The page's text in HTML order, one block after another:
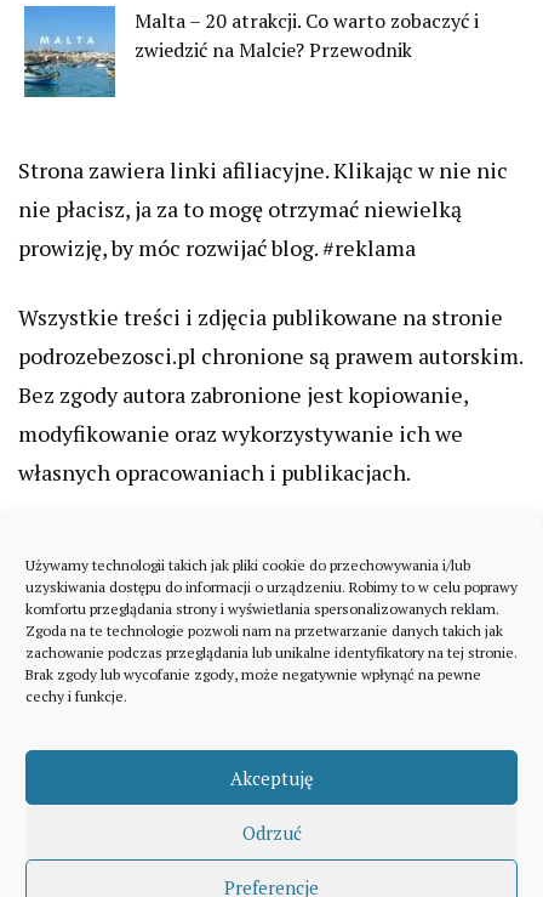
Używamy technologii takich jak pliki cookie do przechowywania i/lub
uzyskiwania dostępu do informacji o urządzeniu. Robimy to w celu poprawy
komfortu przeglądania strony i wyświetlania spersonalizowanych reklam.
Zgoda na te technologie pozwoli nam na przetwarzanie danych takich jak
zachowanie podczas przeglądania lub unikalne identyfikatory na tej stronie.
Brak zgody lub wycofanie zgody, może negatywnie wpłynąć na pewne
cechy i funkcje.
Akceptuję
Odrzuć
Preferencje
Malta – 20 atrakcji. Co warto zobaczyć i
zwiedzić na Malcie? Przewodnik
Strona zawiera linki afiliacyjne. Klikając w nie nic
nie płacisz, ja za to mogę otrzymać niewielką
prowizję, by móc rozwijać blog. #reklama
Wszystkie treści i zdjęcia publikowane na stronie
podrozebezosci.pl chronione są prawem autorskim.
Bez zgody autora zabronione jest kopiowanie,
modyfikowanie oraz wykorzystywanie ich we
własnych opracowaniach i publikacjach.
A theme by Gradient Themes ©